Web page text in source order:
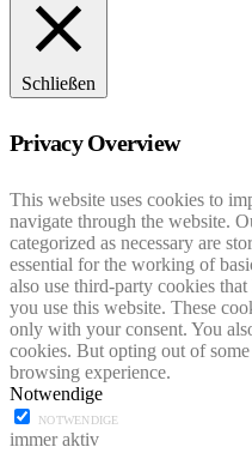
Schließen
Privacy Overview
This website uses cookies to
navigate through the website.
categorized as necessary are
essential for the working of
also use third-party cookies
you use this website. These
only with your consent. You
cookies. But opting out of
browsing experience.
Notwendige
NOTWENDIGE
immer aktiv